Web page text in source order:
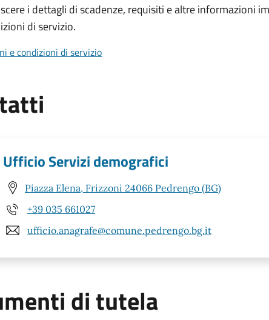
i dettagli di scadenze, requisiti e altre informazioni
di servizio.
e condizioni di servizio
Ufficio Servizi demografici
Piazza Elena, Frizzoni 24066 Pedrengo (BG)
+39 035 661027
ufficio.anagrafe@comune.pedrengo.bg.it
di tutela